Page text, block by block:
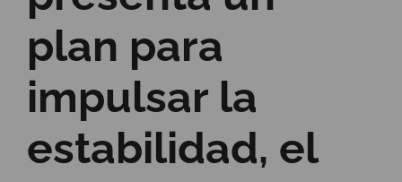
plan para
impulsar la
estabilidad, el